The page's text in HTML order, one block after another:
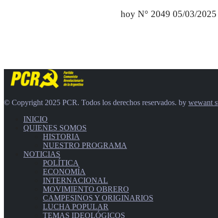
hoy N° 2049 05/03/2025
© Copyright 2025 PCR. Todos los derechos reservados. by wewant
INICIO
QUIENES SOMOS
HISTORIA
NUESTRO PROGRAMA
NOTICIAS
POLÍTICA
ECONOMÍA
INTERNACIONAL
MOVIMIENTO OBRERO
CAMPESINOS Y ORIGINARIOS
LUCHA POPULAR
TEMAS IDEOLÓGICOS